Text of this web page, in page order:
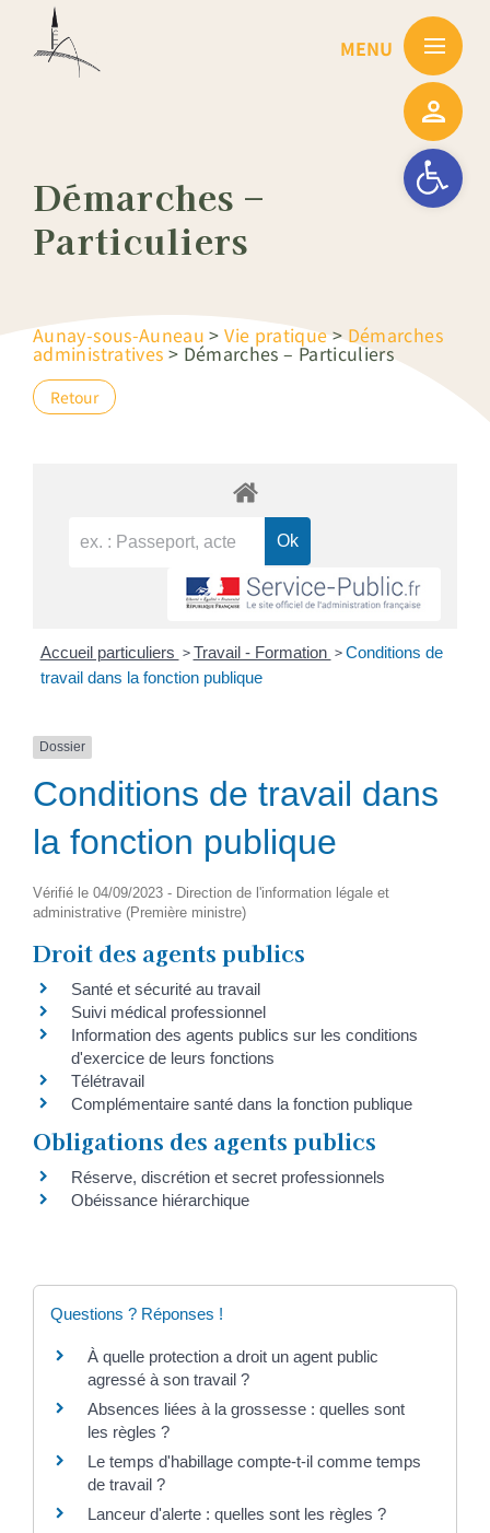
Ouvrir la
Démarches –
Particuliers
Aunay-sous-Auneau >Vie pratique>Démarches
administratives > Démarches – Particuliers
Retour
Accueil particuliers > Travail - Formation > Conditions de
travail dans la fonction publique
Dossier
Conditions de travail dans
la fonction publique
Vérifié le 04/09/2023 - Direction de l'information légale et
administrative (Première ministre)
Droit des agents publics
Santé et sécurité au travail
Suivi médical professionnel
Information des agents publics sur les conditions
d'exercice de leurs fonctions
Télétravail
Complémentaire santé dans la fonction publique
Obligations des agents publics
Réserve, discrétion et secret professionnels
Obéissance hiérarchique
Questions ? Réponses !
À quelle protection a droit un agent public
agressé à son travail ?
Absences liées à la grossesse : quelles sont
les règles ?
Le temps d'habillage compte-t-il comme temps
de travail ?
Lanceur d'alerte : quelles sont les règles ?